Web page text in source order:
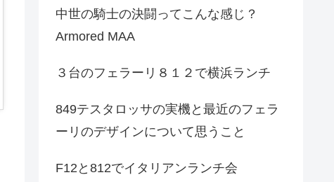
中世の騎士の決闘ってこんな感じ？
Armored MAA
３台のフェラーリ８１２で横浜ランチ
849テスタロッサの実機と最近のフェラ
ーリのデザインについて思うこと
F12と812でイタリアンランチ会